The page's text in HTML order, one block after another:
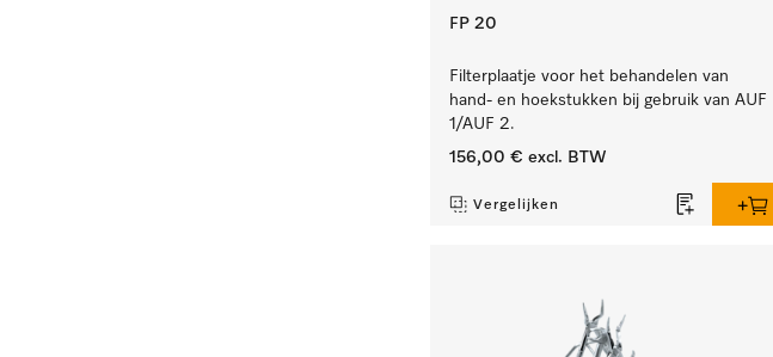
FP 20
Filterplaatje voor het behandelen van
hand- en hoekstukken bij gebruik van AUF
1/AUF 2.
156,00 € excl. BTW
Vergelijken